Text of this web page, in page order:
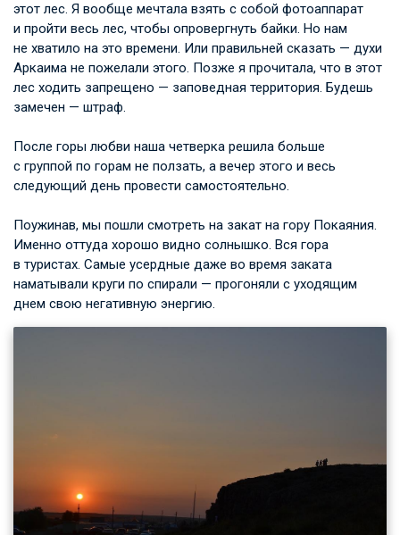
этот лес. Я вообще мечтала взять с собой фотоаппарат
и пройти весь лес, чтобы опровергнуть байки. Но нам
не хватило на это времени. Или правильней сказать — духи
Аркаима не пожелали этого. Позже я прочитала, что в этот
лес ходить запрещено — заповедная территория. Будешь
замечен — штраф.
После горы любви наша четверка решила больше
с группой по горам не ползать, а вечер этого и весь
следующий день провести самостоятельно.
Поужинав, мы пошли смотреть на закат на гору Покаяния.
Именно оттуда хорошо видно солнышко. Вся гора
в туристах. Самые усердные даже во время заката
наматывали круги по спирали — прогоняли с уходящим
днем свою негативную энергию.